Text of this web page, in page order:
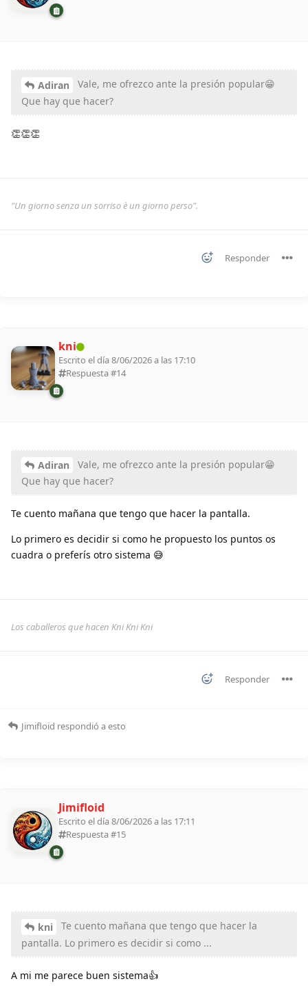
Adiran
Vale, me ofrezco ante la presión popular😁
Que hay que hacer?
👏👏👏
"Un giorno senza un sorriso è un giorno perso".
Responder
kni
Escrito el día 8/06/2026 a las 17:10
Respuesta #14
Adiran
Vale, me ofrezco ante la presión popular😁
Que hay que hacer?
Te cuento mañana que tengo que hacer la pantalla.
Lo primero es decidir si como he propuesto los puntos os
cuadra o preferís otro sistema 😅
Los caballeros que hacen Kni Kni Kni
Responder
Jimifloid respondió a esto
Jimifloid
Escrito el día 8/06/2026 a las 17:11
Respuesta #15
kni
Te cuento mañana que tengo que hacer la
pantalla. Lo primero es decidir si como ...
A mi me parece buen sistema👍